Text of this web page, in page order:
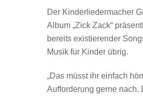
Der Kinderliedermacher
Album „Zick Zack“
bereits existierender
Musik für Kinder übrig.
„Das müsst ihr einfach
Aufforderung gerne nach.